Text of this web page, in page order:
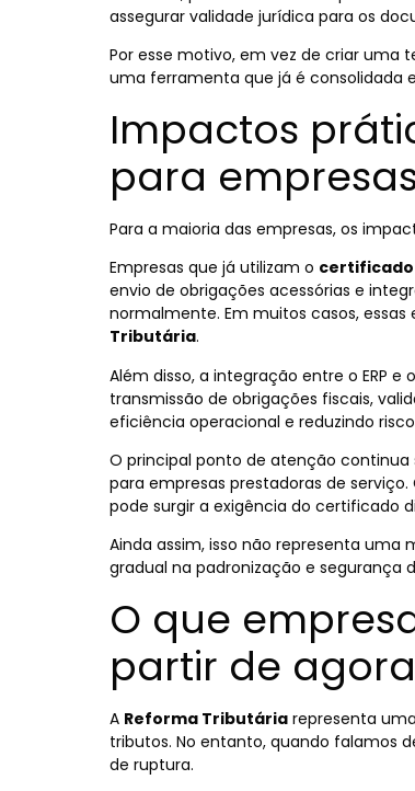
assegurar validade jurídica para os
Por esse motivo, em vez de criar uma
uma ferramenta que já é consolidada
Impactos
para
Para a maioria das empresas, os
Empresas que já utilizam o
envio de obrigações acessórias e
normalmente. Em muitos casos,
Tributária.
Além disso, a integração entre o ERP
transmissão de obrigações fiscais,
eficiência operacional e reduzindo
O principal ponto de atenção
para empresas prestadoras de
pode surgir a exigência do certificado
Ainda assim, isso não representa
gradual na padronização e segurança
O que
partir de agora
A Reforma Tributária representa
tributos. No entanto, quando falamos
de ruptura.